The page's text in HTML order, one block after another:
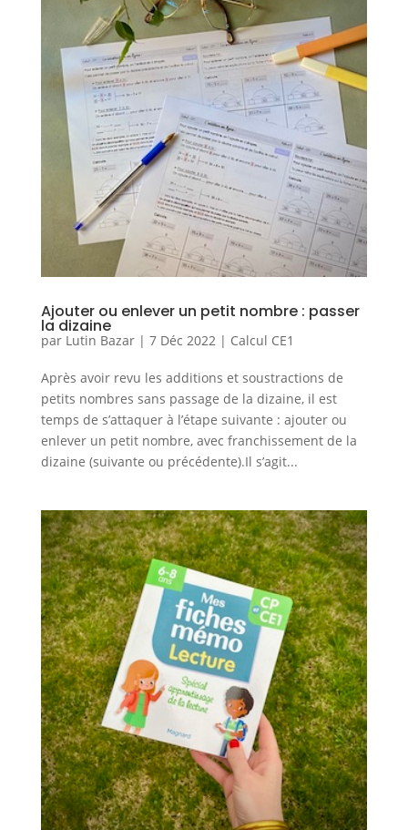
Ajouter ou enlever un petit nombre : passer
la dizaine
par Lutin Bazar| 7 Déc 2022 | Calcul CE1
Après avoir revu les additions et soustractions de
petits nombres sans passage de la dizaine, il est
temps de s’attaquer à l’étape suivante : ajouter ou
enlever un petit nombre, avec franchissement de la
dizaine (suivante ou précédente).Il s’agit...